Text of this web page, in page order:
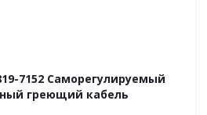
7152 Саморегулируемый
греющий кабель